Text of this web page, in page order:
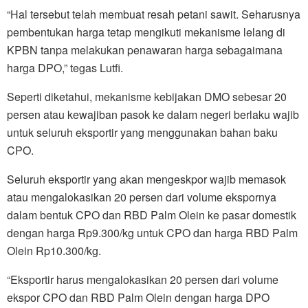
“Hal tersebut telah membuat resah petani sawit. Seharusnya
pembentukan harga tetap mengikuti mekanisme lelang di
KPBN tanpa melakukan penawaran harga sebagaimana
harga DPO,” tegas Lutfi.
Seperti diketahui, mekanisme kebijakan DMO sebesar 20
persen atau kewajiban pasok ke dalam negeri berlaku wajib
untuk seluruh eksportir yang menggunakan bahan baku
CPO.
Seluruh eksportir yang akan mengeskpor wajib memasok
atau mengalokasikan 20 persen dari volume ekspornya
dalam bentuk CPO dan RBD Palm Olein ke pasar domestik
dengan harga Rp9.300/kg untuk CPO dan harga RBD Palm
Olein Rp10.300/kg.
“Eksportir harus mengalokasikan 20 persen dari volume
ekspor CPO dan RBD Palm Olein dengan harga DPO